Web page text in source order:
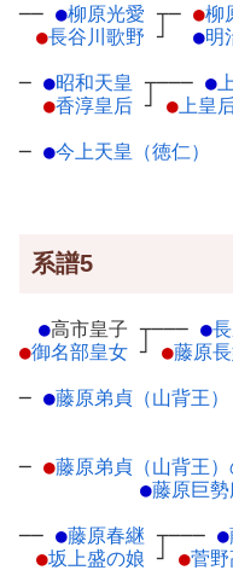
── ●柳原光愛 ┬
●長谷川歌野 ┘
─ ●柳
●明
─ ●昭和天皇 ┬
●香淳皇后 ┘
─── ●
●上皇
─ ●今上天皇（徳仁）
系譜5
●高市皇子 ┬
●御名部皇女 ┘
─── ●
●藤原
─ ●藤原弟貞（山背王）
─ ●藤原弟貞（山背王）
●藤原巨勢
── ●藤原春継 ┬
●坂上盛の娘 ┘
─── ●
●菅